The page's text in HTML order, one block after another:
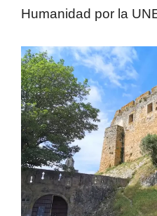
Humanidad por la